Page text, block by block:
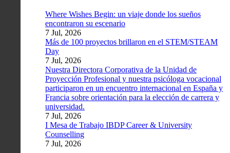
Where Wishes Begin: un viaje donde los sueños
encontraron su escenario
7 Jul, 2026
Más de 100 proyectos brillaron en el STEM/STEAM
Day
7 Jul, 2026
Nuestra Directora Corporativa de la Unidad de
Proyección Profesional y nuestra psicóloga vocacional
participaron en un encuentro internacional en España y
Francia sobre orientación para la elección de carrera y
universidad.
7 Jul, 2026
I Mesa de Trabajo IBDP Career & University
Counselling
7 Jul, 2026